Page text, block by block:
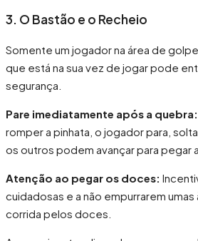
3. O Bastão e o Recheio
Somente um jogador na área de
que está na sua vez de jogar pode
segurança.
Pare imediatamente após a quebra:
romper a pinhata, o jogador para,
os outros podem avançar para pegar
Atenção ao pegar os doces:
cuidadosas e a não empurrarem umas
corrida pelos doces.